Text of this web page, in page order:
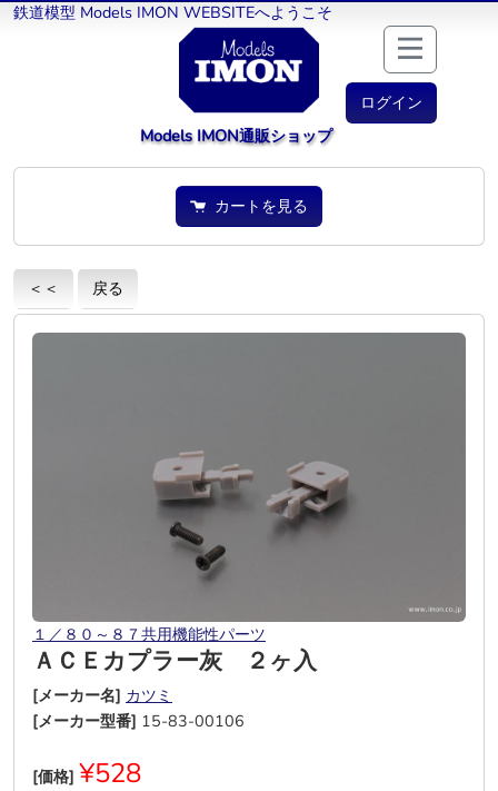
鉄道模型 Models IMON WEBSITEへようこそ
ログイン
Models IMON通販ショップ
カートを見る
＜＜ 戻る
１／８０～８７共用機能性パーツ
ＡＣＥカプラー灰 ２ヶ入
[メーカー名] カツミ
[メーカー型番] 15-83-00106
[価格] ¥528